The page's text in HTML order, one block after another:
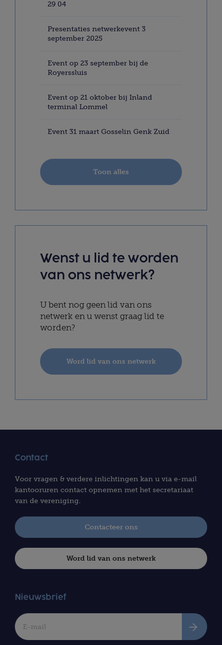
29 04
Presentaties netwerkevent 3
september 2025
Event op 23 september bij de
Royerssluis
Event op 21 oktober bij Inland
terminal Lommel
Event 31 maart Gosselin Genk Zuid
Toon alles
Wenst u lid te worden
van ons netwerk?
U bent nog geen lid van ons
netwerk en u wenst graag lid te
worden?
Word lid van ons netwerk
Contact
Voor vragen & verdere inlichtingen kan u via e-mail
kantooruren contact opnemen met het secretariaat
van de vereniging.
Contacteer ons
Word lid van ons netwerk
Nieuwsbrief